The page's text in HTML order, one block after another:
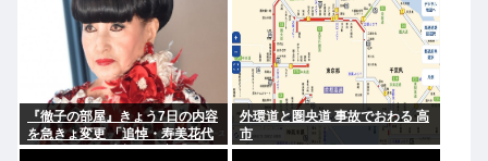
『徹子の部屋』きょう7日の内容
を急きょ変更 「追悼・寿美花代
さん」放送へ 当初の予定「放送
外環道と圏央道 事故でおわる 高
市